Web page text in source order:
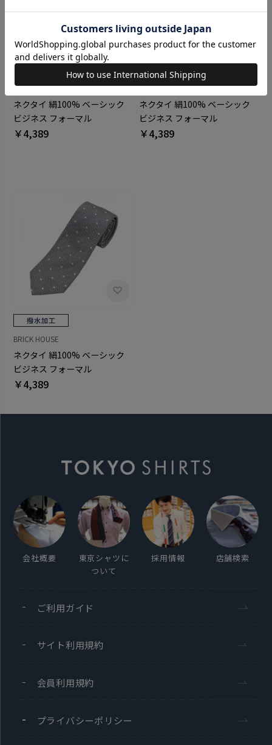
BRICK HOUSE
ネクタイ 絹100% ベーシック
ビジネス フォーマル
￥4,389
BRICK HOUSE
ネクタイ 絹100% ベーシック
ビジネス フォーマル
￥4,389
BRICK HOUSE
ネクタイ 絹100% ベーシック
ビジネス フォーマル
￥4,389
会社概要
東京シャツに
ついて
採用情報 店舗検索
ご利用ガイド
サイト利用規約
会員利用規約
プライバシーポリシー